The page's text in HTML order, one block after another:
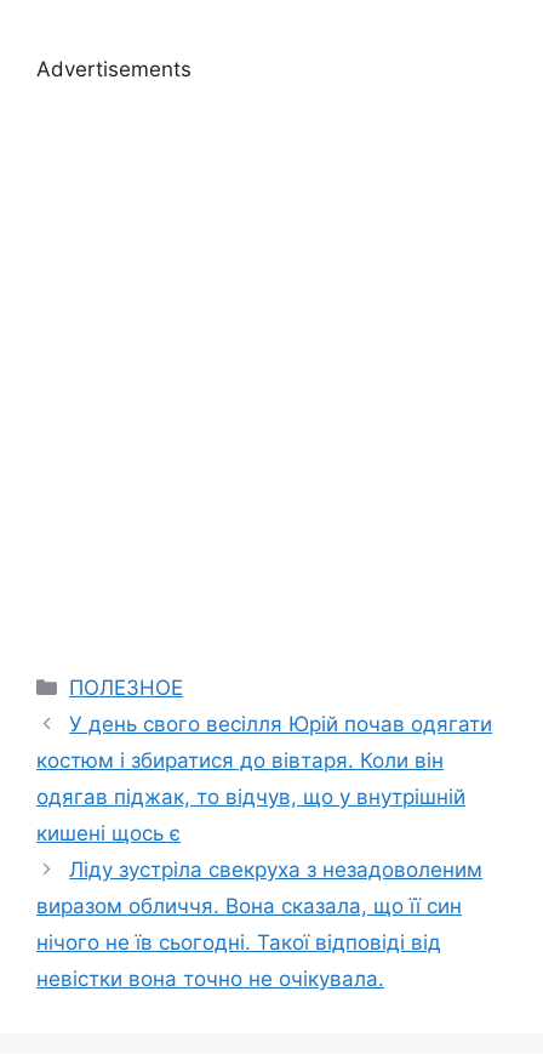
Advertisements
Categories
ПОЛЕЗНОЕ
У день свого весілля Юрій почав одягати
костюм і збиратися до вівтаря. Коли він
одягав піджак, то відчув, що у внутрішній
кишені щось є
Ліду зустріла свекруха з незадоволеним
виразом обличчя. Вона сказала, що її син
нічого не їв сьогодні. Такої відповіді від
невістки вона точно не очікувала.